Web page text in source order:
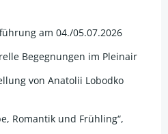
am 04./05.07.2026
Begegnungen im Pleinair
von Anatolii Lobodko
Romantik und Frühling“,